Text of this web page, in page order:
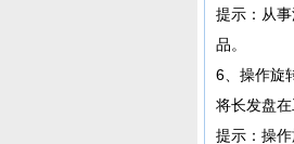
提示：从
品。
6、操作旋
将长发盘在
提示：操